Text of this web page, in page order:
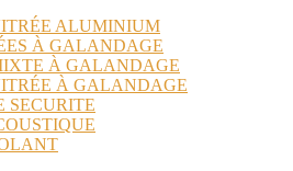
ALUMINIUM
À GALANDAGE
À GALANDAGE
À GALANDAGE
SECURITE